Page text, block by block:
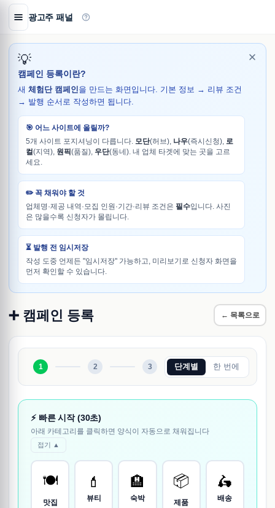
광고주 패널
💡
캠페인 등록이란?
새 체험단 캠페인을 만드는 화면입니다. 기본 정보 → 리뷰 조건
→ 발행 순서로 작성하면 됩니다.
🎯 어느 사이트에 올릴까?
5개 사이트 포지셔닝이 다릅니다. 모단(허브), 나우(즉시신청),
로
컬(지역), 원픽(품질), 우단(동네). 내 업체 타겟에 맞는 곳을 고르
세요.
✏️ 꼭 채워야 할 것
업체명·제공 내역·모집 인원·기간·리뷰 조건은 필수입니다. 사진
은 많을수록 신청자가 몰립니다.
⏳ 발행 전 임시저장
작성 도중 언제든 "임시저장" 가능하고, 미리보기로 신청자 화면을
먼저 확인할 수 있습니다.
➕ 캠페인 등록 ← 목록으로
1 2 3 단계별 한 번에
⚡ 빠른 시작 (30초)
아래 카테고리를 클릭하면 양식이 자동으로 채워집니다
접기 ▲
🍽️
맛집
💄
뷰티
🏨
숙박
📦
제품
🛵
배송